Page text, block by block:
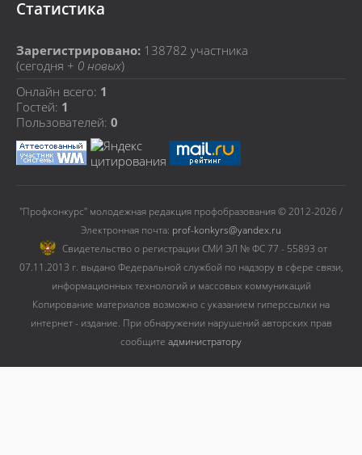
Статистика
Зарегистрировано: 138782 участника
(сегодня + 0 новых)
Онлайн всего: 1
Гостей: 1
Пользователей: 0
"Профконкурс" молодежная редакция профобразования © 2012-2026 /
Электронная почта: prof-konkyrs@yandex.ru
Cвидетельство о регистрации СМИ ЭЛ № ФС 77 - 55893 от
07.11.2013 г. выдано Федеральной службой по надзору в сфере связи,
информационных технологий и массовых коммуникаций
Копирование материалов возможно с указанием гиперссылки на
интернет - издание. При обнаружении нарушений авторских прав
сообщите администратору